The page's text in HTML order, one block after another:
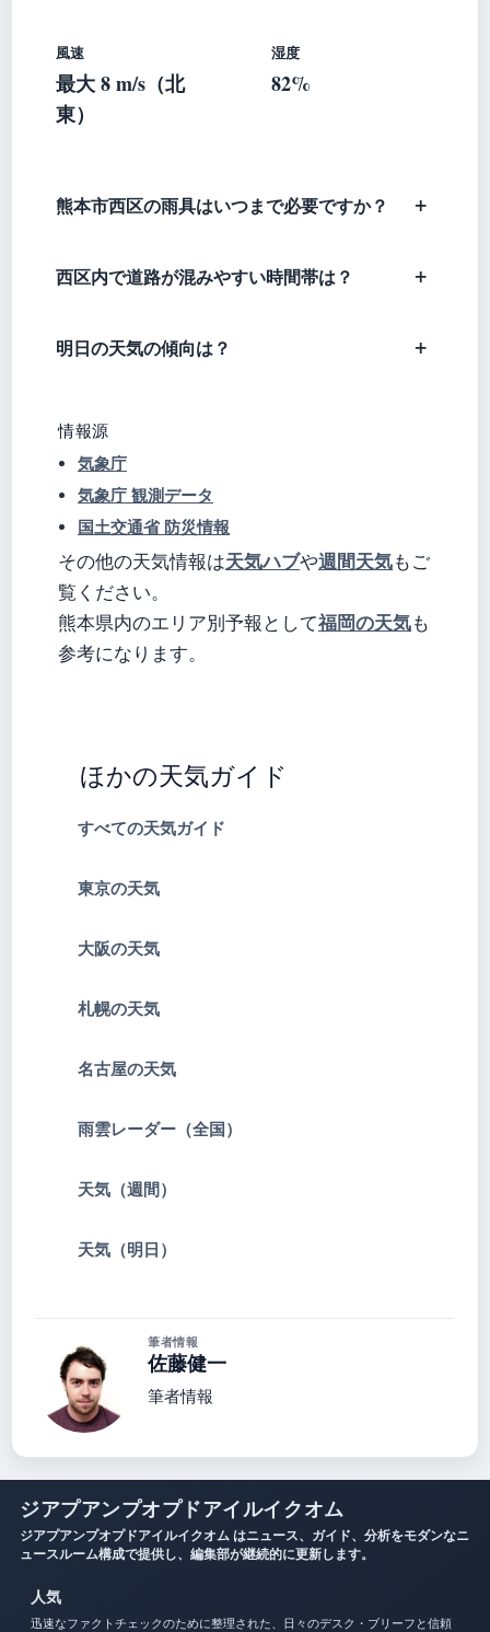
風速
最大 8 m/s（北
東）
湿度
82%
熊本市西区の雨具はいつまで必要ですか？
西区内で道路が混みやすい時間帯は？
明日の天気の傾向は？
情報源
気象庁
気象庁 観測データ
国土交通省 防災情報
その他の天気情報は天気ハブや週間天気もご
覧ください。
熊本県内のエリア別予報として福岡の天気も
参考になります。
ほかの天気ガイド
すべての天気ガイド
東京の天気
大阪の天気
札幌の天気
名古屋の天気
雨雲レーダー（全国）
天気（週間）
天気（明日）
筆者情報
佐藤健一
筆者情報
ジアプアンプオプドアイルイクオム
ジアプアンプオプドアイルイクオム はニュース、ガイド、分析をモダンなニ
ュースルーム構成で提供し、編集部が継続的に更新します。
人気
迅速なファクトチェックのために整理された、日々のデスク・ブリーフと信頼